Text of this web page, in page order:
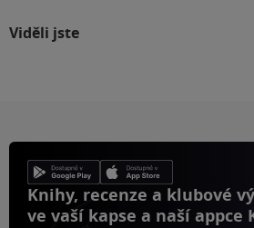
Viděli jste
Knihy, recenze a klubové
ve vaší kapse a naší appce